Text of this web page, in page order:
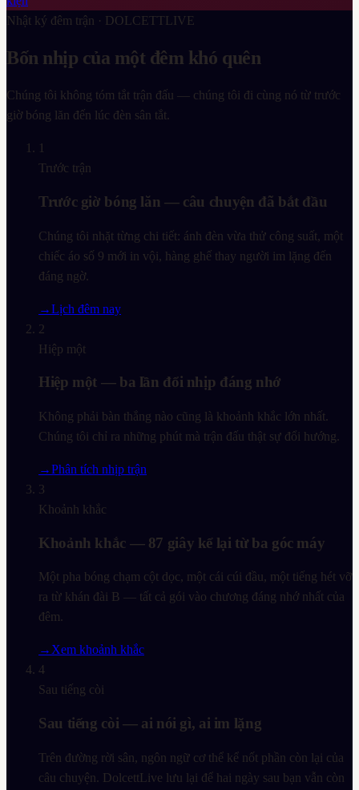
Nhật ký đêm trận · DOLCETTLIVE
Bốn nhịp của một đêm khó quên
Chúng tôi không tóm tắt trận đấu — chúng tôi đi cùng nó từ trước
giờ bóng lăn đến lúc đèn sân tắt.
1
Trước trận
Trước giờ bóng lăn — câu chuyện đã bắt đầu
Chúng tôi nhặt từng chi tiết: ánh đèn vừa thử công suất, một
chiếc áo số 9 mới in vội, hàng ghế thay người im lặng đến
đáng ngờ.
→Lịch đêm nay
2
Hiệp một
Hiệp một — ba lần đổi nhịp đáng nhớ
Không phải bàn thắng nào cũng là khoảnh khắc lớn nhất.
Chúng tôi chỉ ra những phút mà trận đấu thật sự đổi hướng.
→Phân tích nhịp trận
3
Khoảnh khắc
Khoảnh khắc — 87 giây kể lại từ ba góc máy
Một pha bóng chạm cột dọc, một cái cúi đầu, một tiếng hét vỡ
ra từ khán đài B — tất cả gói vào chương đáng nhớ nhất của
đêm.
→ Xem khoảnh khắc
4
Sau tiếng còi
Sau tiếng còi — ai nói gì, ai im lặng
Trên đường rời sân, ngôn ngữ cơ thể kể nốt phần còn lại của
câu chuyện. DolcettLive lưu lại để hai ngày sau bạn vẫn còn